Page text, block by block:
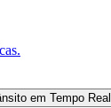
em Tempo Real